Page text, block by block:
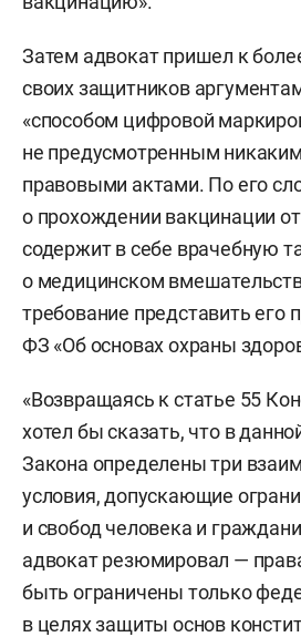
Затем адвокат пришел к
своих защитников
«способом цифровой
не предусмотренным
правовыми актами. По его
о прохождении вакцинации
содержит в себе врачебную
о медицинском
требование представить его
ФЗ «Об основах охраны
«Возвращаясь к статье 55
хотел бы сказать, что в
Закона определены три
условия, допускающие
и свобод человека и
адвокат резюмировал —
быть ограничены только
в целях защиты основ